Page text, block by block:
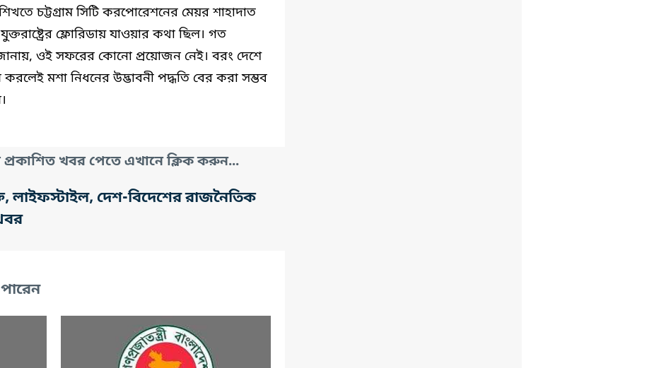
চট্টগ্রাম সিটি করপোরেশনের মেয়র শাহাদাত
ফ্লোরিডায় যাওয়ার কথা ছিল। গত
জানায়, ওই সফরের কোনো প্রয়োজন নেই। বরং দেশে
মশা নিধনের উদ্ভাবনী পদ্ধতি বের করা সম্ভব
খবর পেতে এখানে ক্লিক করুন...
লাইফস্টাইল, দেশ-বিদেশের রাজনৈতিক